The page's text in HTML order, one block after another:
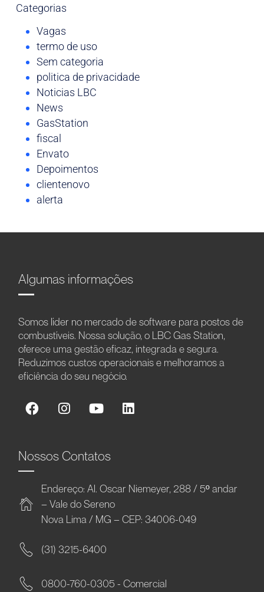
Categorias
Vagas
termo de uso
Sem categoria
politica de privacidade
Noticias LBC
News
GasStation
fiscal
Envato
Depoimentos
clientenovo
alerta
Algumas informações
Somos líder no mercado de software para postos de
combustíveis. Nossa solução, o LBC Gas Station,
oferece uma gestão eficaz, integrada e segura.
Reduzimos custos operacionais e melhoramos a
eficiência do seu negócio.
Nossos Contatos
Endereço: Al. Oscar Niemeyer, 288 / 5º andar
– Vale do Sereno
Nova Lima / MG – CEP: 34006-049
(31) 3215-6400
0800-760-0305 - Comercial